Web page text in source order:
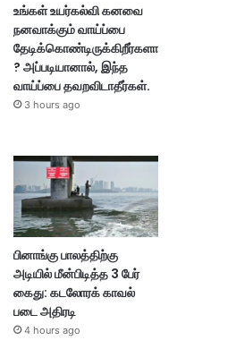
உங்கள் உயர்கல்வி கனவை
நனவாக்கும் வாய்ப்பை
தேடிக்கொண்டிருக்கிறீர்களா
? அப்படியானால், இந்த
வாய்ப்பை தவறவிடாதீர்கள்.
3 hours ago
பினாங்கு பாலத்திற்கு
அடியில் மீன்பிடித்த 3 பேர்
கைது: கடலோரக் காவல்
படை அதிரடி
4 hours ago